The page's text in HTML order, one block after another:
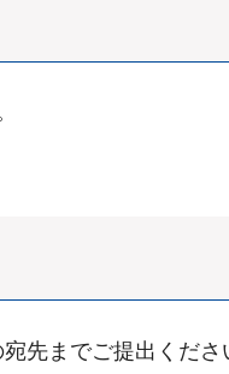
先までご提出くださ